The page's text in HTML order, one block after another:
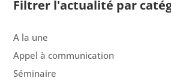
Filtrer l'actualité par
A la une
Appel à communication
Séminaire